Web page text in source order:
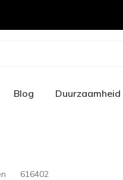
Blog Duurzaamheid
616402